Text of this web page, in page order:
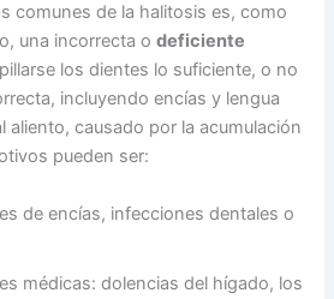
comunes de la halitosis es, como
una incorrecta odeficiente
los dientes lo suficiente, o no
incluyendo encías y lengua
aliento, causado por la acumulación
pueden ser:
de encías, infecciones dentales o
médicas: dolencias del hígado, los